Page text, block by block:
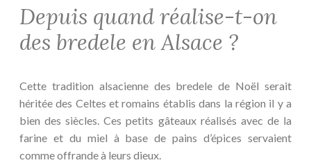
Depuis quand réalise-t-on
des bredele en Alsace ?
Cette tradition alsacienne des bredele de Noël serait
héritée des Celtes et romains établis dans la région il y a
bien des siècles. Ces petits gâteaux réalisés avec de la
farine et du miel à base de pains d’épices servaient
comme offrande à leurs dieux.